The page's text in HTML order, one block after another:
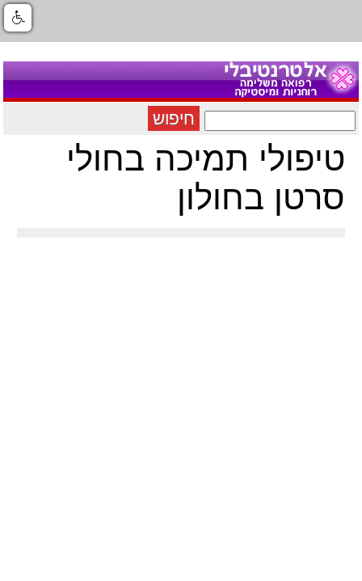
חיפוש
טיפולי תמיכה בחולי
סרטן בחולון